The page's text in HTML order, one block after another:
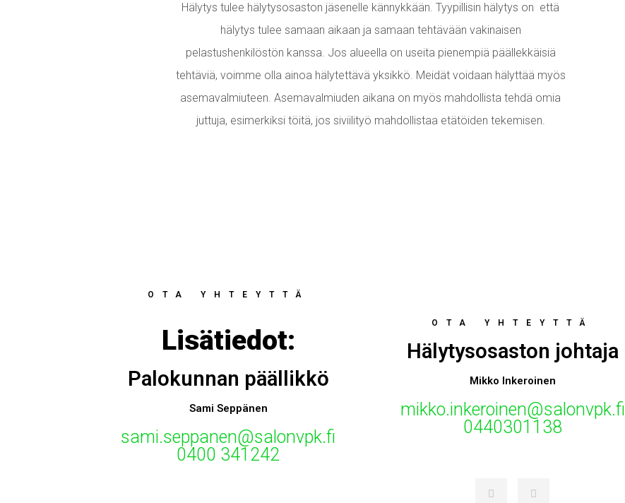
Hälytys tulee hälytysosaston jäsenelle kännykkään. Tyypillisin hälytys on että
hälytys tulee samaan aikaan ja samaan tehtävään vakinaisen
pelastushenkilöstön kanssa. Jos alueella on useita pienempiä päällekkäisiä
tehtäviä, voimme olla ainoa hälytettävä yksikkö. Meidät voidaan hälyttää myös
asemavalmiuteen. Asemavalmiuden aikana on myös mahdollista tehdä omia
juttuja, esimerkiksi töitä, jos siviilityö mahdollistaa etätöiden tekemisen.
OTA YHTEYTTÄ
Lisätiedot:
Palokunnan päällikkö
Sami Seppänen
sami.seppanen@salonvpk.fi
0400 341242
OTA YHTEYTTÄ
Hälytysosaston johtaja
Mikko Inkeroinen
mikko.inkeroinen@salonvpk.fi
0440301138